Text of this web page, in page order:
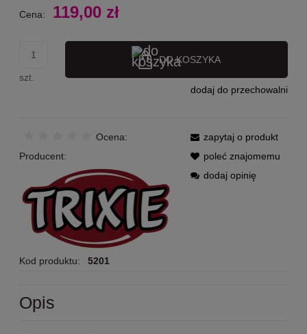
Cena: 119,00 zł
szt.
DO KOSZYKA
dodaj do przechowalni
Ocena:
Producent:
Kod produktu: 5201
zapytaj o produkt
poleć znajomemu
dodaj opinię
Opis